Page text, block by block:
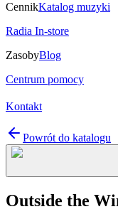
CennikKatalog muzyki
Radia In-store
ZasobyBlog
Centrum pomocy
Kontakt
Powrót do katalogu
Outside the